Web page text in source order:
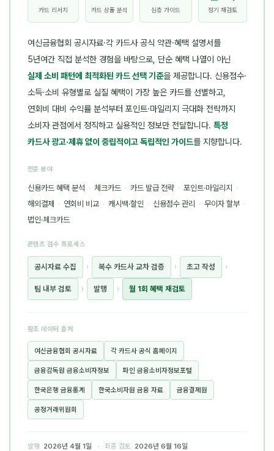
카드 리서치 카드 상품 분석 심층 가이드 정기 재검토
여신금융협회 공시자료·각 카드사 공식 약관·혜택 설명서를
5년여간 직접 분석한 경험을 바탕으로, 단순 혜택 나열이 아닌
실제 소비 패턴에 최적화된 카드 선택 기준을 제공합니다. 신용점수·
소득·소비 유형별로 실질 혜택이 가장 높은 카드를 선별하고,
연회비 대비 수익률 분석부터 포인트·마일리지 극대화 전략까지
소비자 관점에서 정직하고 실용적인 정보만 전달합니다. 특정
카드사 광고·제휴 없이 중립적이고 독립적인 가이드를 지향합니다.
전문 분야
신용카드 혜택 분석 · 체크카드 · 카드 발급 전략 · 포인트·마일리지 ·
해외결제 · 연회비 비교 · 캐시백·할인 · 신용점수 관리 · 무이자 할부 ·
법인·체크카드
콘텐츠 검수 프로세스
공시자료 수집 › 복수 카드사 교차 검증 › 초고 작성 ›
팀 내부 검토 › 발행 › 월 1회 혜택 재검토
참조 데이터 출처
여신금융협회 공시자료 각 카드사 공식 홈페이지
금융감독원 금융소비자정보 파인 금융소비자정보포털
한국은행 금융통계 한국소비자원 금융 자료 금융결제원
공정거래위원회
발행 2026년 4월 1일 · 최종 검토
2026년 6월 16일